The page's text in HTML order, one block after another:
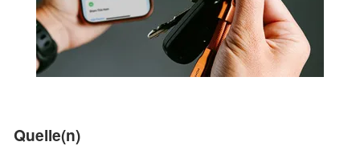
Quelle(n)